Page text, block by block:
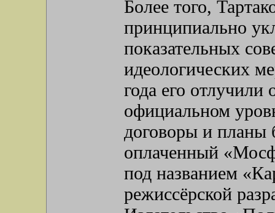
Более того,
принципиально
показательных
идеологических
года его отлучили
официальном
договоры и планы
оплаченный
под названием
режиссёрской